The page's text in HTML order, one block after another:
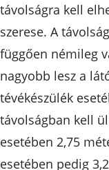
távolságra kell
szerese. A
függően némileg
nagyobb lesz a
tévékészülék
távolságban kell
esetében 2,75
esetében pedig